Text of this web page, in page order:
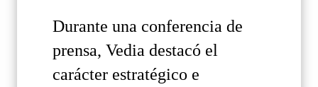
Durante una conferencia de
prensa, Vedia destacó el
carácter estratégico e